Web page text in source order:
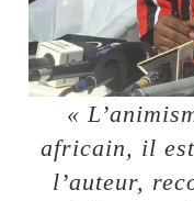
«
africain, il
l’auteur,